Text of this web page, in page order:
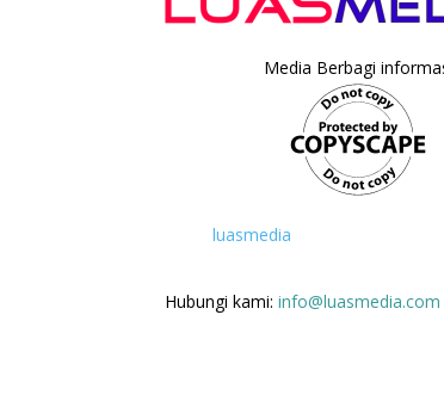
Media Berbagi
luasmedia
Hubungi kami: info@luasmedia.com